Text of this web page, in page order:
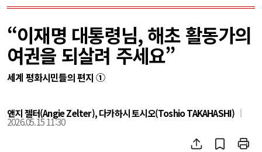
“이재명 대통령님, 해초 활동가의
여권을 되살려 주세요”
세계 평화시민들의 편지 ①
앤지 젤터(Angie Zelter), 다카하시 토시오(Toshio TAKAHASHI)
2026.05.15 11:30